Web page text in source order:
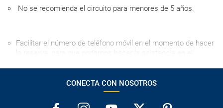
No se recomienda el circuito para menores de 5 años.
Facilitar el número de teléfono móvil en el momento de hacer
la reserva, para que podamos hacer la asistencia en el
con guía bilingüe español/portugués.
El orden del itinerario puede verse alterado por motivos
CONECTA CON NOSOTROS